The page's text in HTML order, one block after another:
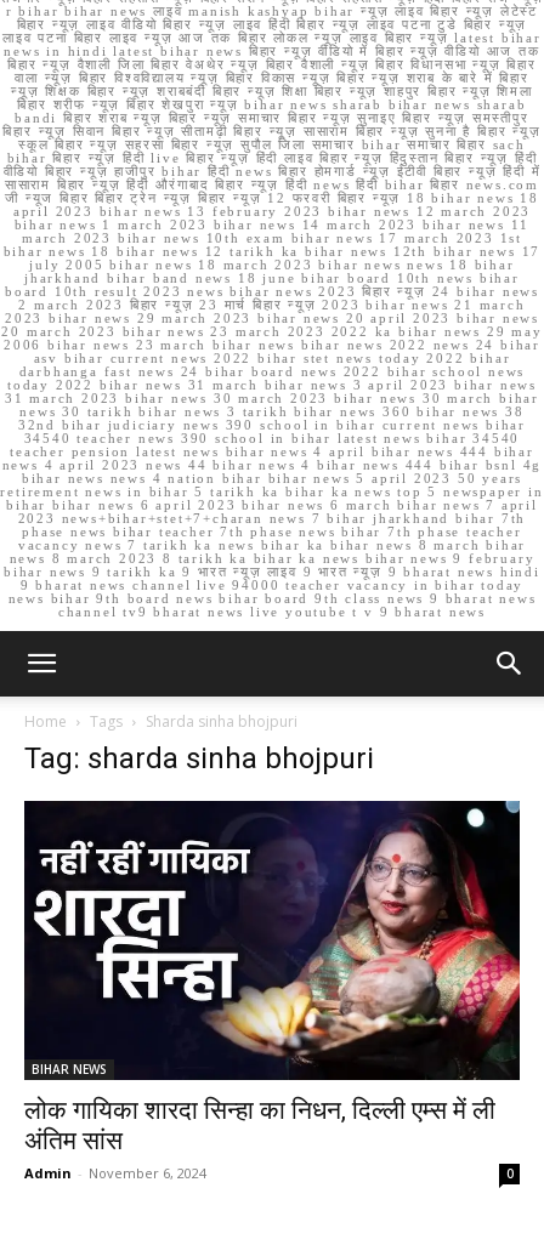
r bihar bihar news लाइव manish kashyap bihar न्यूज़ लाइव बिहार न्यूज़ लेटेस्ट
बिहार न्यूज़ लाइव वीडियो बिहार न्यूज़ लाइव हिंदी बिहार न्यूज़ लाइव पटना टुडे बिहार न्यूज़
लाइव पटना बिहार लाइव न्यूज़ आज तक बिहार लोकल न्यूज़ लाइव बिहार न्यूज़ latest bihar
news in hindi latest bihar news बिहार न्यूज़ वीडियो में बिहार न्यूज़ वीडियो आज तक
बिहार न्यूज़ वैशाली जिला बिहार वेअथेर न्यूज़ बिहार वैशाली न्यूज़ बिहार विधानसभा न्यूज़ बिहार
वाला न्यूज़ बिहार विश्वविद्यालय न्यूज़ बिहार विकास न्यूज़ बिहार न्यूज़ शराब के बारे में बिहार
न्यूज़ शिक्षक बिहार न्यूज़ शराबबंदी बिहार न्यूज़ शिक्षा बिहार न्यूज़ शाहपुर बिहार न्यूज़ शिमला
बिहार शरीफ न्यूज़ बिहार शेखपुरा न्यूज़ bihar news sharab bihar news sharab
bandi बिहार शराब न्यूज़ बिहार न्यूज़ समाचार बिहार न्यूज़ सुनाइए बिहार न्यूज़ समस्तीपुर
बिहार न्यूज़ सिवान बिहार न्यूज़ सीतामढ़ी बिहार न्यूज़ सासाराम बिहार न्यूज़ सुनना है बिहार न्यूज़
स्कूल बिहार न्यूज़ सहरसा बिहार न्यूज़ सुपौल जिला समाचार bihar समाचार बिहार sach
bihar बिहार न्यूज़ हिंदी live बिहार न्यूज़ हिंदी लाइव बिहार न्यूज़ हिंदुस्तान बिहार न्यूज़ हिंदी
वीडियो बिहार न्यूज़ हाजीपुर bihar हिंदी news बिहार होमगार्ड न्यूज़ ईटीवी बिहार न्यूज़ हिंदी में
सासाराम बिहार न्यूज़ हिंदी औरंगाबाद बिहार न्यूज़ हिंदी news हिंदी bihar बिहार news.com
जी न्यूज बिहार बिहार ट्रेन न्यूज़ बिहार न्यूज़ 12 फरवरी बिहार न्यूज़ 18 bihar news 18
april 2023 bihar news 13 february 2023 bihar news 12 march 2023
bihar news 1 march 2023 bihar news 14 march 2023 bihar news 11
march 2023 bihar news 10th exam bihar news 17 march 2023 1st
bihar news 18 bihar news 12 tarikh ka bihar news 12th bihar news 17
july 2005 bihar news 18 march 2023 bihar news news 18 bihar
jharkhand bihar band news 18 june bihar board 10th news bihar
board 10th result 2023 news bihar news 2023 बिहार न्यूज़ 24 bihar news
2 march 2023 बिहार न्यूज़ 23 मार्च बिहार न्यूज़ 2023 bihar news 21 march
2023 bihar news 29 march 2023 bihar news 20 april 2023 bihar news
20 march 2023 bihar news 23 march 2023 2022 ka bihar news 29 may
2006 bihar news 23 march bihar news bihar news 2022 news 24 bihar
asv bihar current news 2022 bihar stet news today 2022 bihar
darbhanga fast news 24 bihar board news 2022 bihar school news
today 2022 bihar news 31 march bihar news 3 april 2023 bihar news
31 march 2023 bihar news 30 march 2023 bihar news 30 march bihar
news 30 tarikh bihar news 3 tarikh bihar news 360 bihar news 38
32nd bihar judiciary news 390 school in bihar current news bihar
34540 teacher news 390 school in bihar latest news bihar 34540
teacher pension latest news bihar news 4 april bihar news 444 bihar
news 4 april 2023 news 44 bihar news 4 bihar news 444 bihar bsnl 4g
bihar news news 4 nation bihar bihar news 5 april 2023 50 years
retirement news in bihar 5 tarikh ka bihar ka news top 5 newspaper in
bihar bihar news 6 april 2023 bihar news 6 march bihar news 7 april
2023 news+bihar+stet+7+charan news 7 bihar jharkhand bihar 7th
phase news bihar teacher 7th phase news bihar 7th phase teacher
vacancy news 7 tarikh ka news bihar ka bihar news 8 march bihar
news 8 march 2023 8 tarikh ka bihar ka news bihar news 9 february
bihar news 9 tarikh ka 9 भारत न्यूज़ लाइव 9 भारत न्यूज़ 9 bharat news hindi
9 bharat news channel live 94000 teacher vacancy in bihar today
news bihar 9th board news bihar board 9th class news 9 bharat news
channel tv9 bharat news live youtube t v 9 bharat news
Home Tags Sharda sinha bhojpuri
Tag: sharda sinha bhojpuri
BIHAR NEWS
लोक गायिका शारदा सिन्हा का निधन, दिल्ली एम्स में ली
अंतिम सांस
Admin - November 6, 2024 0